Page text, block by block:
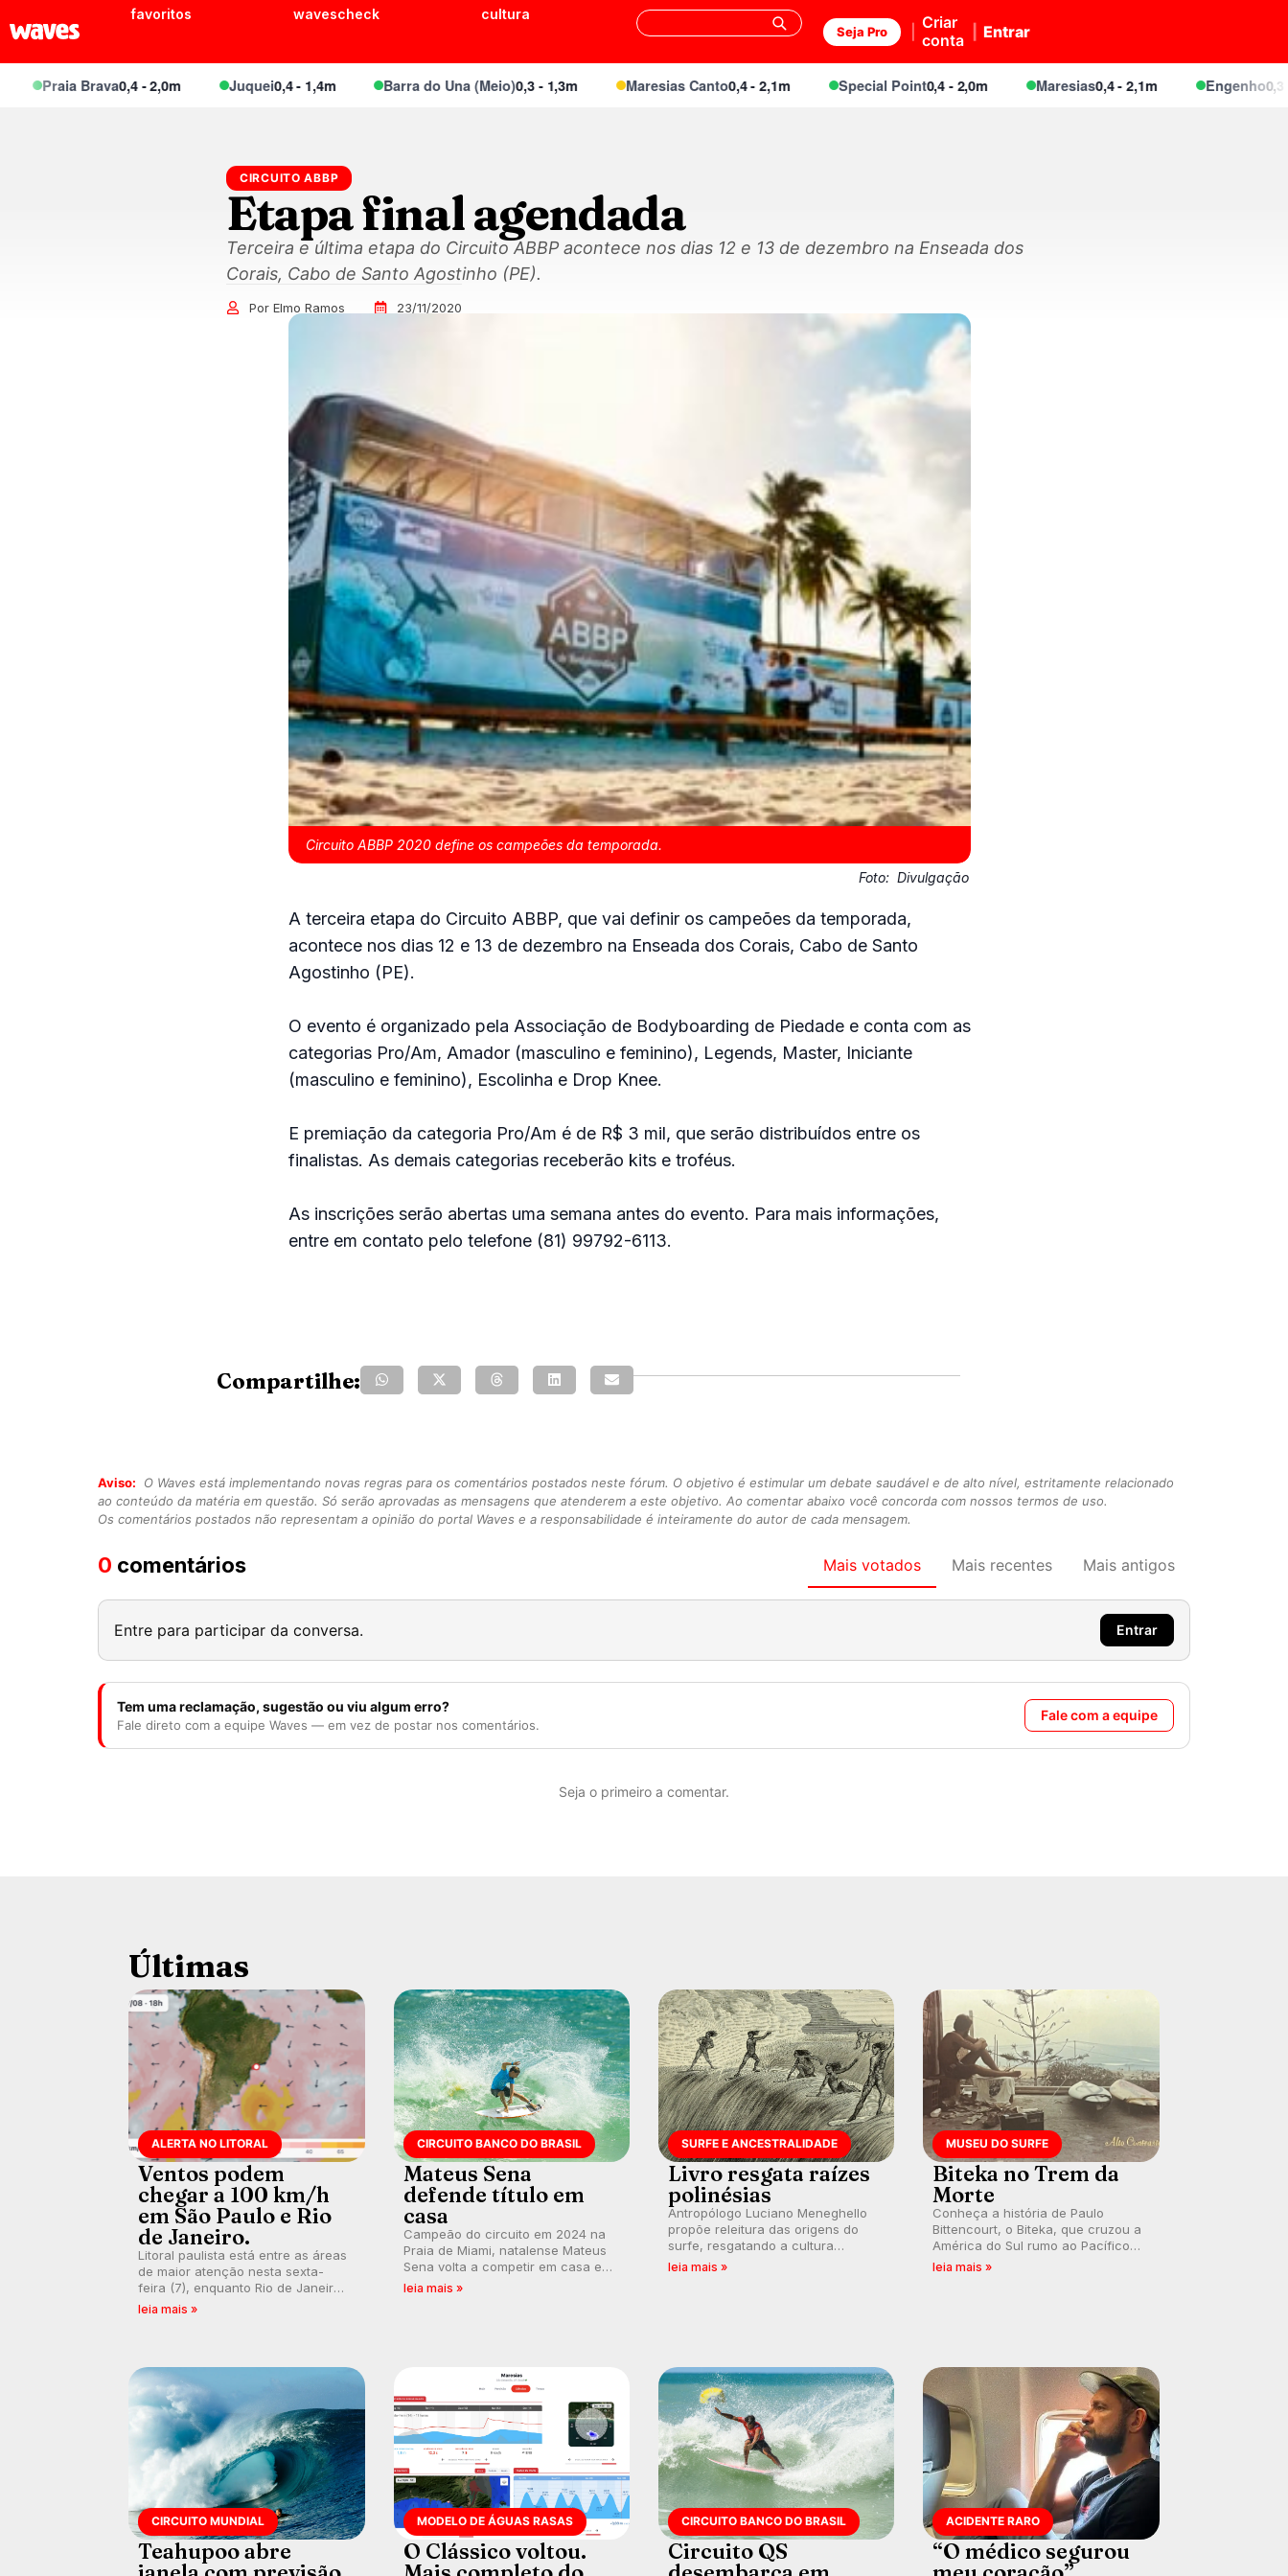
favoritos wavescheck cultura
Seja Pro
Criar
conta
Entrar
Praia Brava0,4 - 2,0m Juquei0,4 - 1,4m Barra do Una (Meio)0,3 - 1,3m Maresias Canto0,4 - 2,1m Special Point0,4 - 2,0m Maresias0,4 - 2,1m Engenho0,3 -
CIRCUITO ABBP
Etapa final agendada
Terceira e última etapa do Circuito ABBP acontece nos dias 12 e 13 de dezembro na Enseada dos
Corais, Cabo de Santo Agostinho (PE).
Por Elmo Ramos 23/11/2020
Circuito ABBP 2020 define os campeões da temporada.
Foto: Divulgação
A terceira etapa do Circuito ABBP, que vai definir os campeões da temporada,
acontece nos dias 12 e 13 de dezembro na Enseada dos Corais, Cabo de Santo
Agostinho (PE).
O evento é organizado pela Associação de Bodyboarding de Piedade e conta com as
categorias Pro/Am, Amador (masculino e feminino), Legends, Master, Iniciante
(masculino e feminino), Escolinha e Drop Knee.
E premiação da categoria Pro/Am é de R$ 3 mil, que serão distribuídos entre os
finalistas. As demais categorias receberão kits e troféus.
As inscrições serão abertas uma semana antes do evento. Para mais informações,
entre em contato pelo telefone (81) 99792-6113.
Compartilhe:
Aviso:
O Waves está implementando novas regras para os comentários postados neste fórum. O objetivo é estimular um debate saudável e de alto nível, estritamente relacionado
ao conteúdo da matéria em questão. Só serão aprovadas as mensagens que atenderem a este objetivo. Ao comentar abaixo você concorda com nossos termos de uso.
Os comentários postados não representam a opinião do portal Waves e a responsabilidade é inteiramente do autor de cada mensagem.
0 comentários Mais votados Mais recentes Mais antigos
Entre para participar da conversa. Entrar
Tem uma reclamação, sugestão ou viu algum erro?
Fale direto com a equipe Waves — em vez de postar nos comentários.
Fale com a equipe
Seja o primeiro a comentar.
Últimas
ALERTA NO LITORAL
Ventos podem
chegar a 100 km/h
em São Paulo e Rio
de Janeiro.
Litoral paulista está entre as áreas
de maior atenção nesta sexta-
feira (7), enquanto Rio de Janeiro
também recebe alerta para ventos
leia mais »
CIRCUITO BANCO DO BRASIL
Mateus Sena
defende título em
casa
Campeão do circuito em 2024 na
Praia de Miami, natalense Mateus
Sena volta a competir em casa em
busca de manter a hegemonia
leia mais »
SURFE E ANCESTRALIDADE
Livro resgata raízes
polinésias
Antropólogo Luciano Meneghello
propõe releitura das origens do
surfe, resgatando a cultura
polinésia e questionando a visão
leia mais »
MUSEU DO SURFE
Biteka no Trem da
Morte
Conheça a história de Paulo
Bittencourt, o Biteka, que cruzou a
América do Sul rumo ao Pacífico
em uma jornada que se tornou um
leia mais »
CIRCUITO MUNDIAL
Teahupoo abre
MODELO DE ÁGUAS RASAS
O Clássico voltou.
CIRCUITO BANCO DO BRASIL
Circuito QS
ACIDENTE RARO
“O médico segurou